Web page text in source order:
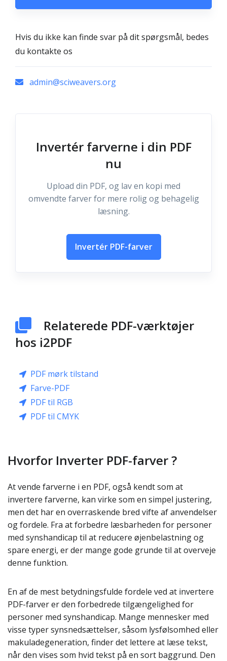
Hvis du ikke kan finde svar på dit spørgsmål, bedes
du kontakte os
admin@sciweavers.org
Invertér farverne i din PDF
nu
Upload din PDF, og lav en kopi med
omvendte farver for mere rolig og behagelig
læsning.
Invertér PDF-farver
Relaterede PDF-værktøjer
hos i2PDF
PDF mørk tilstand
Farve-PDF
PDF til RGB
PDF til CMYK
Hvorfor Inverter PDF-farver ?
At vende farverne i en PDF, også kendt som at
invertere farverne, kan virke som en simpel justering,
men det har en overraskende bred vifte af anvendelser
og fordele. Fra at forbedre læsbarheden for personer
med synshandicap til at reducere øjenbelastning og
spare energi, er der mange gode grunde til at overveje
denne funktion.
En af de mest betydningsfulde fordele ved at invertere
PDF-farver er den forbedrede tilgængelighed for
personer med synshandicap. Mange mennesker med
visse typer synsnedsættelser, såsom lysfølsomhed eller
makuladegeneration, finder det lettere at læse tekst,
når den vises som hvid tekst på en sort baggrund. Den